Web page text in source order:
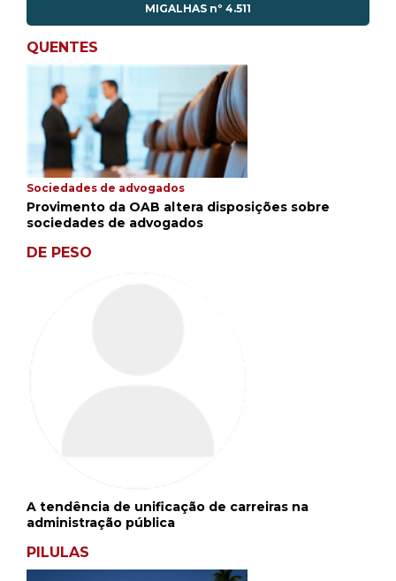
MIGALHAS nº 4.511
QUENTES
Sociedades de advogados
Provimento da OAB altera disposições sobre
sociedades de advogados
DE PESO
A tendência de unificação de carreiras na
administração pública
PILULAS